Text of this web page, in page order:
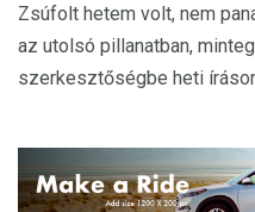
Zsúfolt hetem volt, nem
az utolsó pillanatban,
szerkesztőségbe heti